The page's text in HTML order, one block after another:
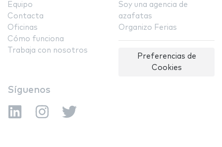
Equipo
Contacta
Oficinas
Cómo funciona
Trabaja con nosotros
Soy una agencia de
azafatas
Organizo Ferias
Preferencias de
Cookies
Síguenos